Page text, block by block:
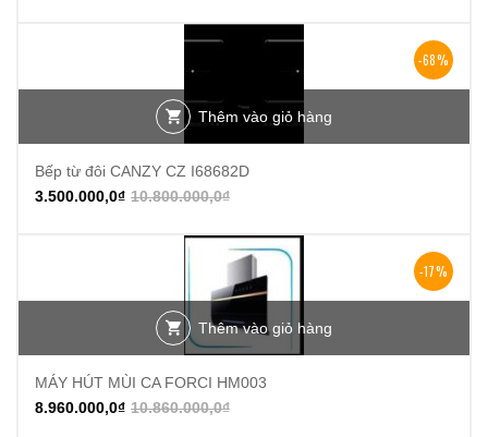
-68%
Thêm vào giỏ hàng
Bếp từ đôi CANZY CZ I68682D
10.800.000,0₫
3.500.000,0₫
-17%
Thêm vào giỏ hàng
MÁY HÚT MÙI CA FORCI HM003
10.860.000,0₫
8.960.000,0₫